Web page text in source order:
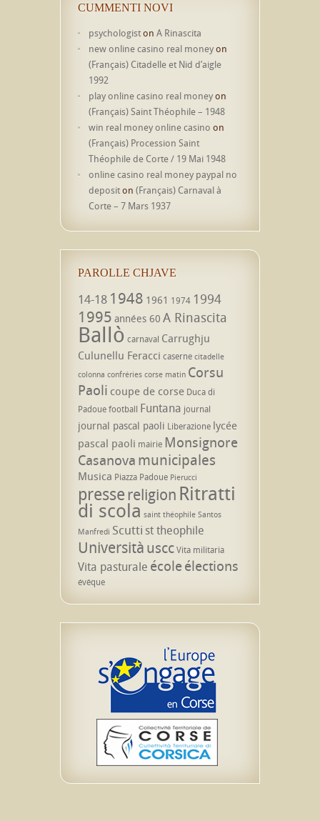
CUMMENTI NOVI
psychologiston A Rinascita
new online casino real moneyon
(Français) Citadelle et Nid d’aigle
1992
play online casino real moneyon
(Français) Saint Théophile – 1948
win real money online casino on
(Français) Procession Saint
Théophile de Corte / 19 Mai 1948
online casino real money paypal no
depositon (Français) Carnaval à
Corte – 7 Mars 1937
PAROLLE CHJAVE
14-18 1948 1961 1974 1994
1995 années 60 A Rinascita
Ballò carnaval Carrughju
Culunellu Feracci caserne citadelle
colonna confréries corse matin Corsu
Paoli coupe de corse Duca di
Padouefootball Funtana journal
journal pascal paoli Liberazione lycée
pascal paoli mairie Monsignore
Casanova municipales
Musica Piazza Padoue Pierucci
pressereligion Ritratti
di scola saint théophile Santos
Manfredi Scuttist theophile
UniversitàusccVita militaria
Vita pasturale écoleélections
évêque